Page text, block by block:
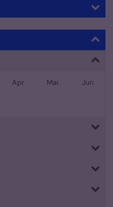
Apr Mai Jun